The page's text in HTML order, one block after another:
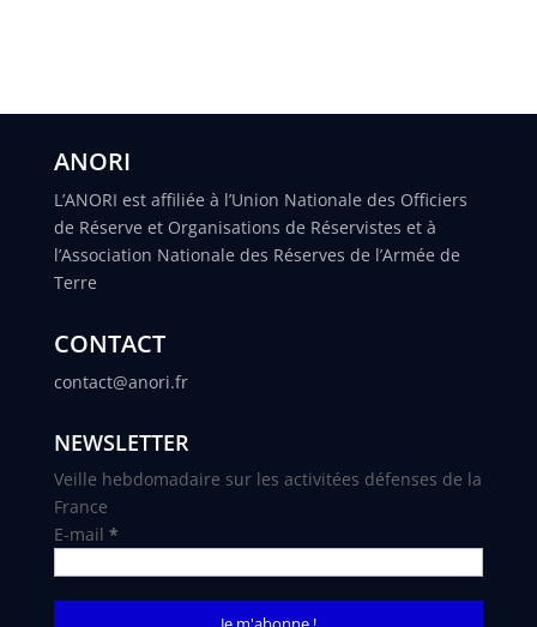
ANORI
L’ANORI est affiliée à l’Union Nationale des Officiers
de Réserve et Organisations de Réservistes et à
l’Association Nationale des Réserves de l’Armée de
Terre
CONTACT
contact@anori.fr
NEWSLETTER
Veille hebdomadaire sur les activitées défenses de la
France
E-mail *